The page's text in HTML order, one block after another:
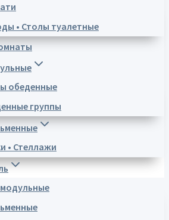
• Столы туалетные
обеденные
группы
• Стеллажи